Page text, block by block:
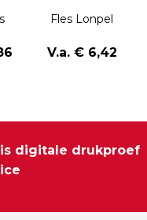
Fles Lonpel
V.a. € 6,42
digitale drukproef